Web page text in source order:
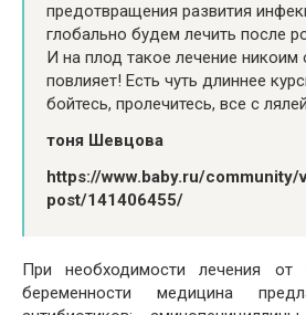
предотвращения развития
глобально будем лечить после
И на плод такое лечение никоим
повлияет! Есть чуть длиннее
бойтесь, пролечитесь, все с
тоня Шевцова
https://www.baby.ru/
post/141406455/
При необходимости лечения
беременности медицина